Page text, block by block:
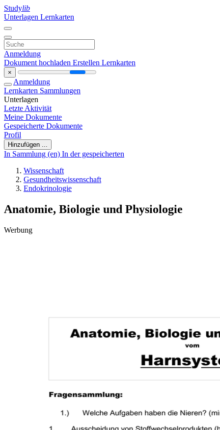
Studylib
Unterlagen Lernkarten
Anmeldung
Dokument hochladen Erstellen Lernkarten
×
Anmeldung
Lernkarten Sammlungen
Unterlagen
Letzte Aktivität
Meine Dokumente
Gespeicherte Dokumente
Profil
Hinzufügen ...
In Sammlung (en) In der gespeicherten
Wissenschaft
Gesundheitswissenschaft
Endokrinologie
Anatomie, Biologie und Physiologie
Werbung